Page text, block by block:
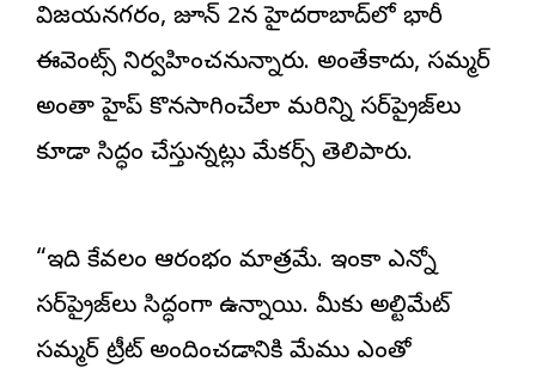
విజయనగరం, జూన్ 2న హైదరాబాద్‌లో భారీ
ఈవెంట్స్ నిర్వహించనున్నారు. అంతేకాదు, సమ్మర్
అంతా హైప్ కొనసాగించేలా మరిన్ని సర్‌ప్రైజ్‌లు
కూడా సిద్ధం చేస్తున్నట్లు మేకర్స్ తెలిపారు.
“ఇది కేవలం ఆరంభం మాత్రమే. ఇంకా ఎన్నో
సర్‌ప్రైజ్‌లు సిద్ధంగా ఉన్నాయి. మీకు అల్టిమేట్
సమ్మర్ ట్రీట్ అందించడానికి మేము ఎంతో